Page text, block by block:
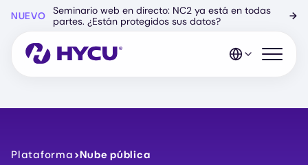
principal
NUEVO
Seminario web en directo: NC2 ya está en todas
partes. ¿Están protegidos sus datos?
→
Abrir el
Plataforma >Nube pública